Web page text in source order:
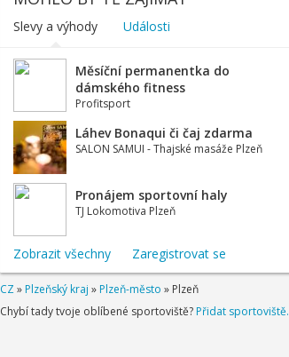
Slevy a výhody Události
Měsíční permanentka do
dámského fitness
Profitsport
Láhev Bonaqui či čaj zdarma
SALON SAMUI - Thajské masáže Plzeň
Pronájem sportovní haly
TJ Lokomotiva Plzeň
Zobrazit všechny Zaregistrovat se
CZ» Plzeňský kraj » Plzeň-město » Plzeň
Chybí tady tvoje oblíbené sportoviště? Přidat sportoviště.